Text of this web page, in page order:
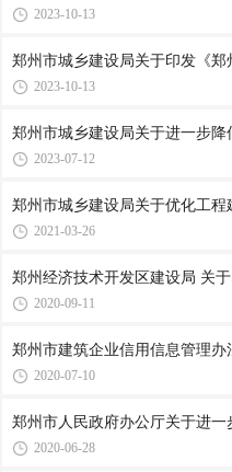
2023-10-13
郑州市城乡建设局关于印发《
2023-10-13
郑州市城乡建设局关于进一步
2023-07-12
郑州市城乡建设局关于优化工
2021-03-26
郑州经济技术开发区建设局 关
2020-09-11
郑州市建筑企业信用信息管理办
2020-07-10
郑州市人民政府办公厅关于进
2020-06-28